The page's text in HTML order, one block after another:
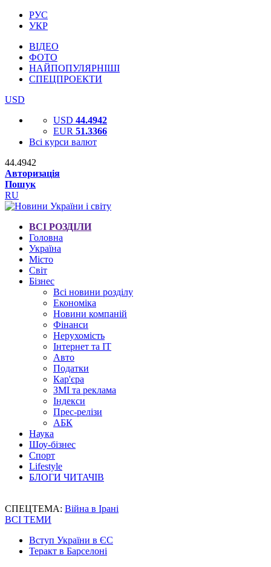
РУС
УКР
ВІДЕО
ФОТО
НАЙПОПУЛЯРНІШІ
СПЕЦПРОЕКТИ
USD
USD 44.4942
EUR 51.3366
Всі курси валют
44.4942
Авторизація
Пошук
RU
ВСІ РОЗДІЛИ
Головна
Україна
Місто
Світ
Бізнес
Всі новини розділу
Економіка
Новини компаній
Фінанси
Нерухомість
Інтернет та IT
Авто
Податки
Кар'єра
ЗМІ та реклама
Індекси
Прес-релізи
АБК
Наука
Шоу-бізнес
Спорт
Lifestyle
БЛОГИ ЧИТАЧІВ
СПЕЦТЕМА: Війна в Ірані
ВСІ ТЕМИ
Вступ України в ЄС
Теракт в Барселоні